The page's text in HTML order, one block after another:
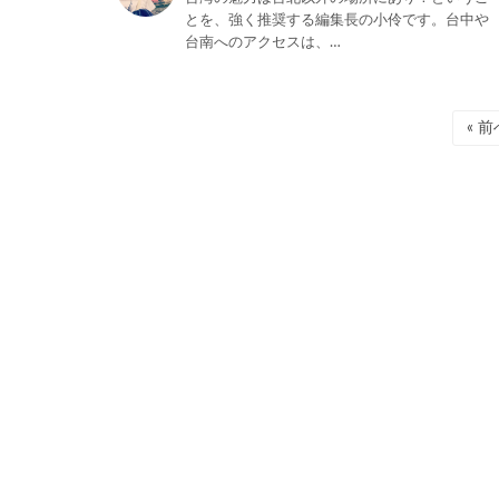
とを、強く推奨する編集長の小伶です。台中や
台南へのアクセスは、…
« 前